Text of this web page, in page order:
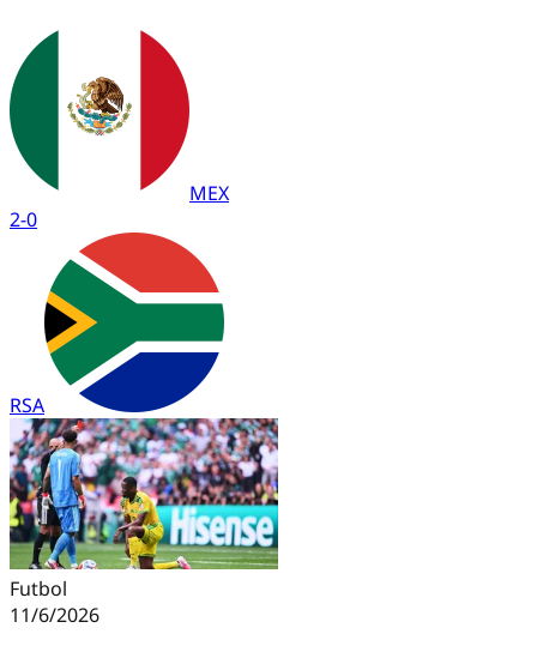
MEX
2-0
RSA
Futbol
11/6/2026